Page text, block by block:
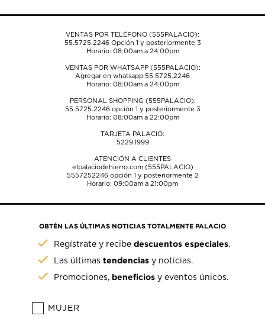
VENTAS POR TELÉFONO (555PALACIO):
55.5725.2246Opción 1 y posteriormente 3
Horario: 08:00am a 24:00pm
VENTAS POR WHATSAPP (555PALACIO):
Agregar en whatsapp 55.5725.2246
Horario: 08:00am a 24:00pm
PERSONAL SHOPPING (555PALACIO):
55.5725.2246opción 1 y posteriormente 3
Horario: 08:00am a 22:00pm
TARJETA PALACIO:
5229.1999
ATENCIÓN A CLIENTES
elpalaciodehierro.com (555PALACIO)
5557252246opción 1 y posteriormente 2
Horario: 09:00am a 21:00pm
OBTÉN LAS ÚLTIMAS NOTICIAS TOTALMENTE PALACIO
Regístrate y recibedescuentos especiales.
Las últimastendencias y noticias.
Promociones, beneficios y eventos únicos.
MUJER